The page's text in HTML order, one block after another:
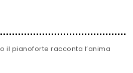
il pianoforte racconta l’anima